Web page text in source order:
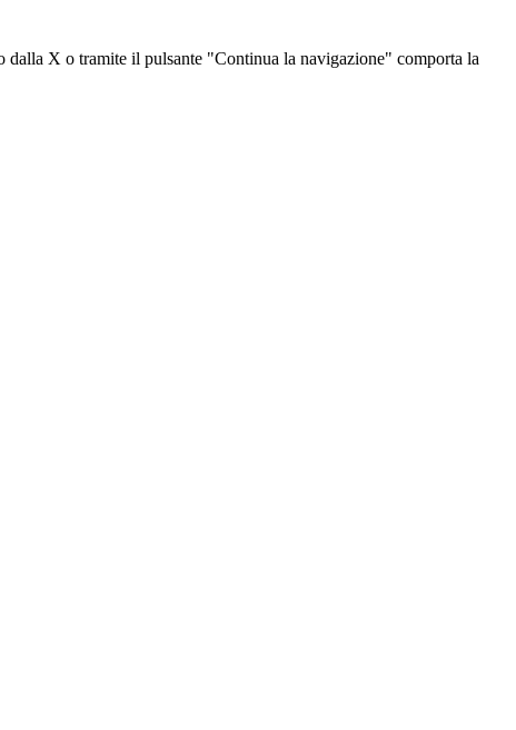
dalla X o tramite il pulsante "Continua la navigazione" comporta la